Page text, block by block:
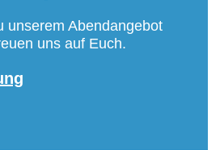
unserem Abendangebot
uns auf Euch.